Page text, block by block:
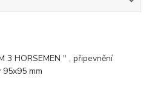
3 HORSEMEN " , připevnění
mm